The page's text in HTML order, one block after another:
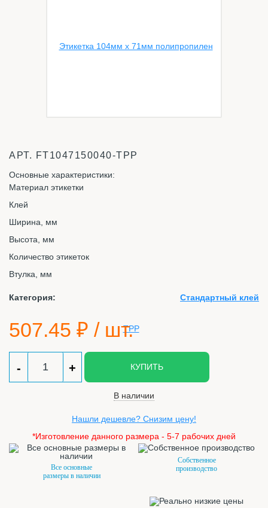
АРТ. FT1047150040-TPP
Основные характеристики:
Материал этикетки
Клей
Ширина, мм
Высота, мм
Количество этикеток
Втулка, мм
Категория: Стандартный клей
507.45 ₽ / шт.
- + КУПИТЬ
В наличии
Нашли дешевле? Снизим цену!
*Изготовление данного размера - 5-7 рабочих дней
Все основные
размеры в наличии
Собственное
производство